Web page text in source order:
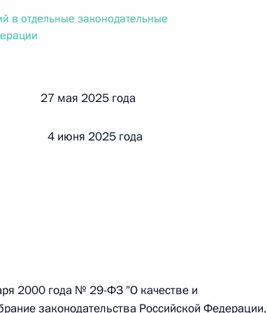
г. № 256-ФЗ
«О присяжных заседателях федеральных судов общей
в отдельные законодательные
27 мая 2025 года
4 июня 2025 года
2000 года № 29-ФЗ "О качестве и
законодательства Российской Федерации,